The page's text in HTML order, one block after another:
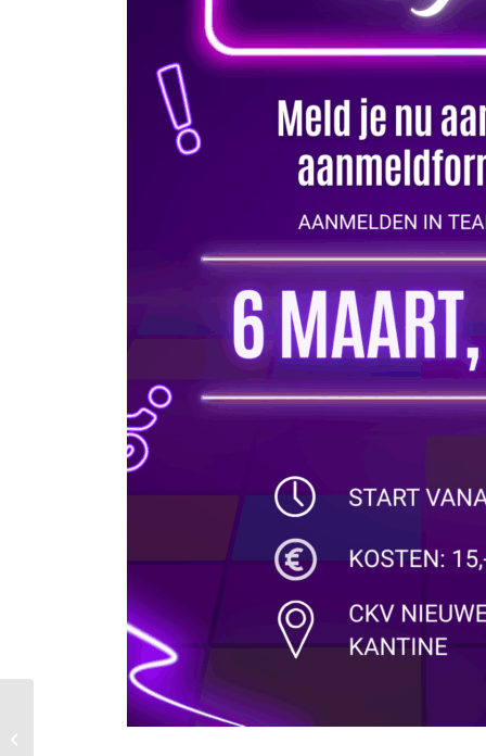
Vooruitblik zaterdag 7